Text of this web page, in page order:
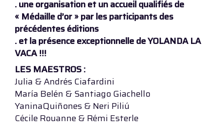
. une organisation et un accueil qualifiés de
« Médaille d’or » par les participants des
précédentes éditions
. et la présence exceptionnelle de YOLANDA LA
VACA !!!
LES MAESTROS :
Julia & Andrés Ciafardini
María Belén & Santiago Giachello
YaninaQuiñones & Neri Piliú
Cécile Rouanne & Rémi Esterle